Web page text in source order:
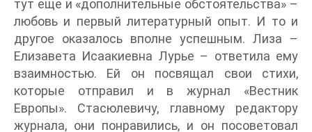
тут еще и «дополнительные обстоятельства» –
любовь и первый литературный опыт. И то и
другое оказалось вполне успешным. Лиза –
Елизавета Исаакиевна Лурье – ответила ему
взаимностью. Ей он посвящал свои стихи,
которые отправил и в журнал «Вестник
Европы». Стасюлевичу, главному редактору
журнала, они понравились, и он посоветовал